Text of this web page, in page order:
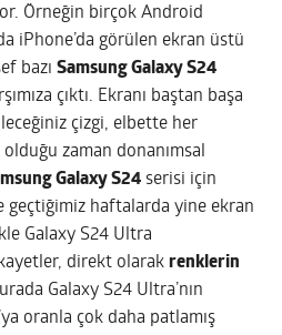
Örneğin birçok Android
iPhone’da görülen ekran üstü
bazıSamsung Galaxy S24
çıktı. Ekranı baştan başa
çizgi, elbette her
zaman donanımsal
Galaxy S24 serisi için
geçtiğimiz haftalarda yine ekran
Galaxy S24 Ultra
direkt olarakrenklerin
Galaxy S24 Ultra’nın
oranla çok daha patlamış